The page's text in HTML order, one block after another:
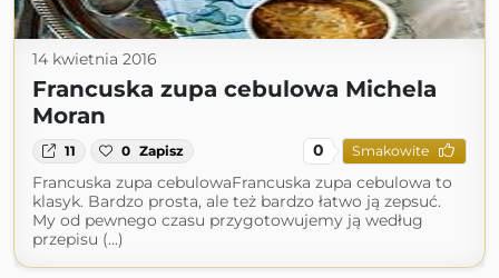
14 kwietnia 2016
Francuska zupa cebulowa Michela
Moran
11 0 Zapisz 0 Smakowite
Francuska zupa cebulowaFrancuska zupa cebulowa to
klasyk. Bardzo prosta, ale też bardzo łatwo ją zepsuć.
My od pewnego czasu przygotowujemy ją według
przepisu (...)